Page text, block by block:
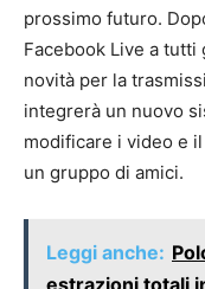
prossimo futuro.
Facebook Live a
novità per la
integrerà un nuovo
modificare i video e
un gruppo di amici.
Leggi anche:
estrazioni totali